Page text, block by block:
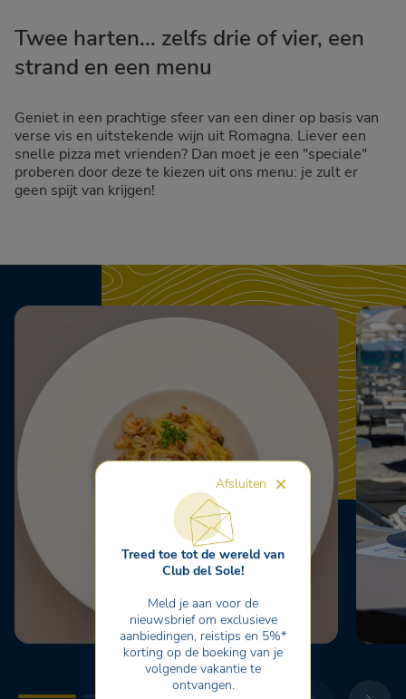
Twee harten... zelfs drie of vier, een
strand en een menu
Geniet in een prachtige sfeer van een diner op basis van
verse vis en uitstekende wijn uit Romagna. Liever een
snelle pizza met vrienden? Dan moet je een "speciale"
proberen door deze te kiezen uit ons menu: je zult er
geen spijt van krijgen!
Afsluiten
Treed toe tot de wereld van
Club del Sole!
Meld je aan voor de
nieuwsbrief om exclusieve
aanbiedingen, reistips en 5%*
korting op de boeking van je
volgende vakantie te
ontvangen.